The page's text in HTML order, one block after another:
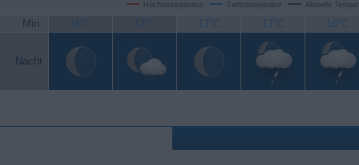
Höchsttemperatur Tiefsttemperatur Aktuelle
Min. 16°C 17°C 17°C 17°C 16°C
Nacht